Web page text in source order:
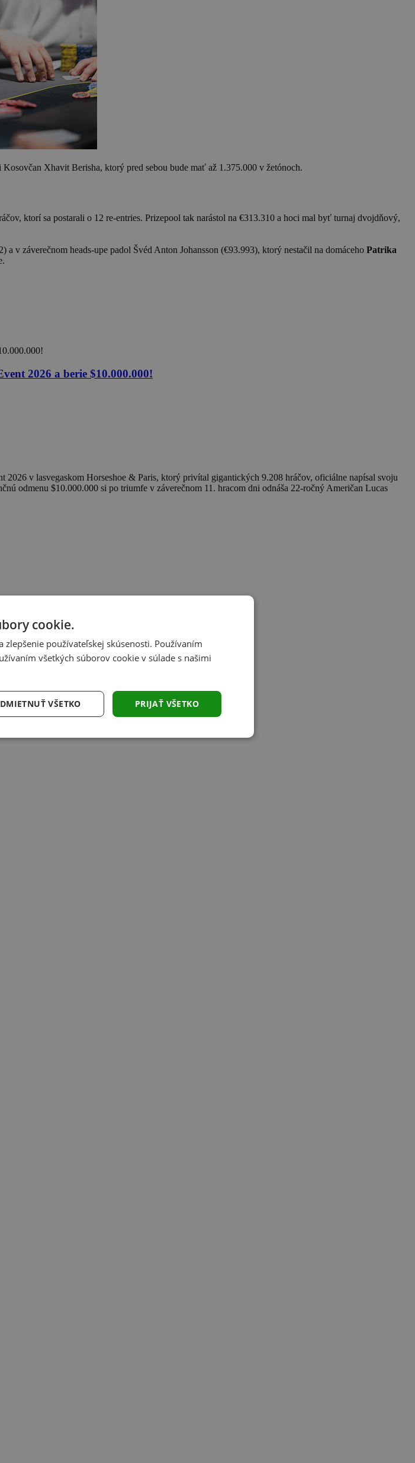
Kosovčan Xhavit Berisha, ktorý pred sebou bude mať až 1.375.000 v žetónoch.
ktorí sa postarali o 12 re-entries. Prizepool tak narástol na €313.310 a hoci mal byť turnaj dvojdňový,
v záverečnom heads-upe padol Švéd Anton Johansson (€93.993), ktorý nestačil na domáceho Patrika
2026 a berie $10.000.000!
v lasvegaskom Horseshoe & Paris, ktorý privítal gigantických 9.208 hráčov, oficiálne napísal svoju
odmenu $10.000.000 si po triumfe v záverečnom 11. hracom dni odnáša 22-ročný Američan Lucas
cookie.
používateľskej skúsenosti. Používaním
všetkých súborov cookie v súlade s našimi
PRIJAŤ VŠETKO
VŠETKO